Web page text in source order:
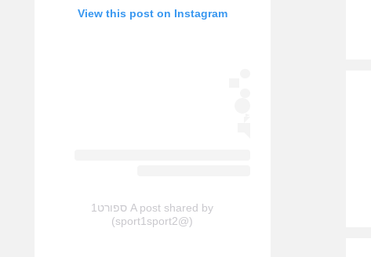
View this post on Instagram
A post shared by ספורט1
(@sport1sport2)